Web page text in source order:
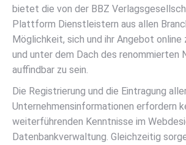
bietet die von der BBZ
Plattform Dienstleistern aus allen
Möglichkeit, sich und ihr Angebot online
und unter dem Dach des renommierten
auffindbar zu sein.
Die Registrierung und die Eintragung
Unternehmensinformationen erfordern
weiterführenden Kenntnisse im
Datenbankverwaltung. Gleichzeitig